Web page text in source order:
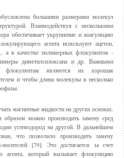
большими размерами молекул
Взаимодействуя с несколькими
обеспечивает укрупнение и коагуляцию
агента используют ацетон,
а в качестве полимерных флокулянтов -
диметилсилоксана и др. Важными
флокулянтам являются их хорошая
и чтобы длина молекулы в несколько
магнитные жидкости на других основах.
можно производить замену сред
углеводород на другой. В дальнейшем
что позволило производить замену
[79]. Это достигается за счет
агента, который вызывает флокуляцию